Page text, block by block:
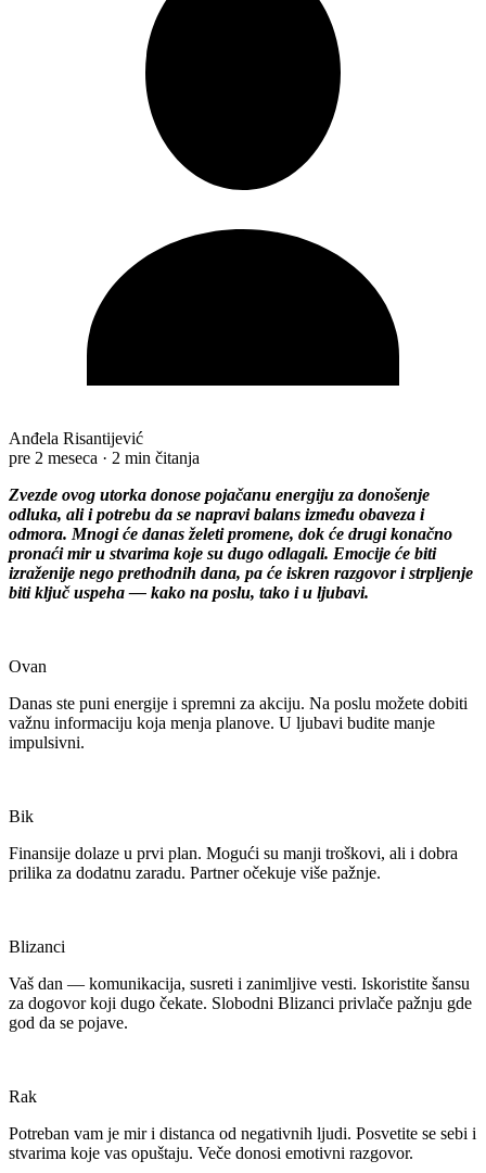
Anđela Risantijević
pre 2 meseca · 2 min čitanja
Zvezde ovog utorka donose pojačanu energiju za donošenje
odluka, ali i potrebu da se napravi balans između obaveza i
odmora. Mnogi će danas želeti promene, dok će drugi konačno
pronaći mir u stvarima koje su dugo odlagali. Emocije će biti
izraženije nego prethodnih dana, pa će iskren razgovor i strpljenje
biti ključ uspeha — kako na poslu, tako i u ljubavi.
Ovan
Danas ste puni energije i spremni za akciju. Na poslu možete dobiti
važnu informaciju koja menja planove. U ljubavi budite manje
impulsivni.
Bik
Finansije dolaze u prvi plan. Mogući su manji troškovi, ali i dobra
prilika za dodatnu zaradu. Partner očekuje više pažnje.
Blizanci
Vaš dan — komunikacija, susreti i zanimljive vesti. Iskoristite šansu
za dogovor koji dugo čekate. Slobodni Blizanci privlače pažnju gde
god da se pojave.
Rak
Potreban vam je mir i distanca od negativnih ljudi. Posvetite se sebi i
stvarima koje vas opuštaju. Veče donosi emotivni razgovor.